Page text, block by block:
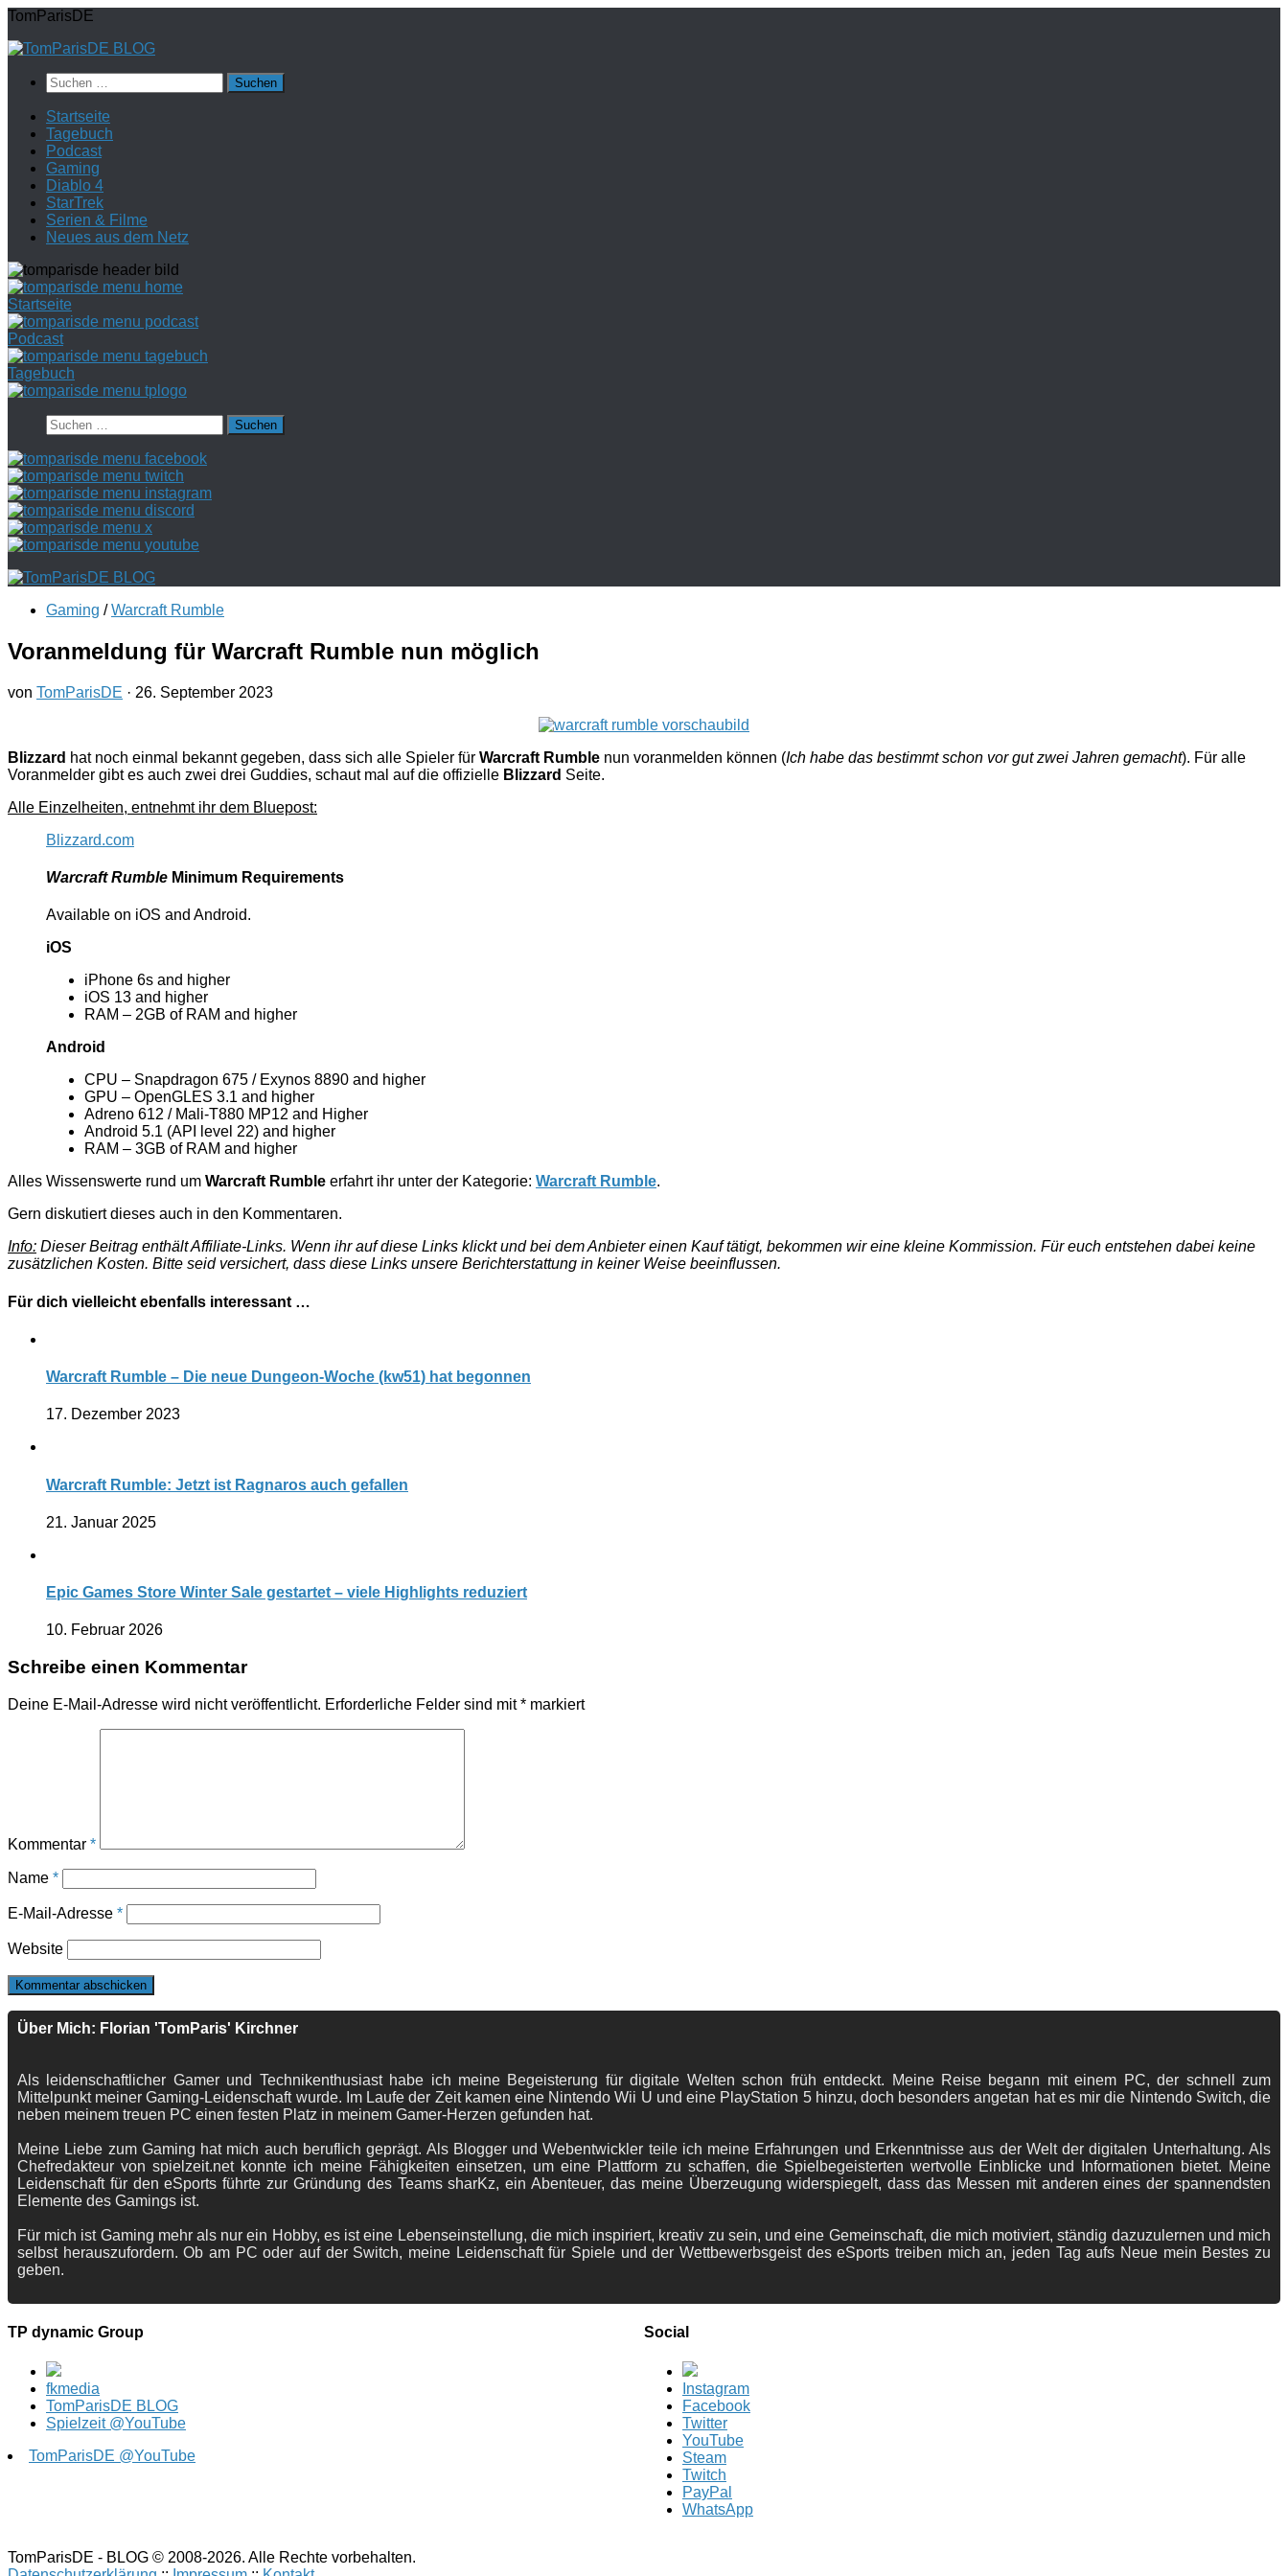
Zum
springen
TomParisDE
Suchen
nach:
Startseite
Tagebuch
Podcast
Gaming
Diablo 4
StarTrek
Serien & Filme
Neues aus dem Netz
Startseite
Podcast
Tagebuch
Suchen
nach:
Gaming / Warcraft Rumble
Voranmeldung für Warcraft Rumble nun möglich
von TomParisDE · 26. September 2023
Blizzard hat noch einmal bekannt gegeben, dass sich alle Spieler für Warcraft Rumble nun voranmelden können (Ich habe das bestimmt schon vor gut zwei Jahren gemacht). Für alle
Voranmelder gibt es auch zwei drei Guddies, schaut mal auf die offizielle Blizzard Seite.
Alle Einzelheiten, entnehmt ihr dem Bluepost:
Blizzard.com
Warcraft Rumble Minimum Requirements
Available on iOS and Android.
iOS
iPhone 6s and higher
iOS 13 and higher
RAM – 2GB of RAM and higher
Android
CPU – Snapdragon 675 / Exynos 8890 and higher
GPU – OpenGLES 3.1 and higher
Adreno 612 / Mali-T880 MP12 and Higher
Android 5.1 (API level 22) and higher
RAM – 3GB of RAM and higher
Alles Wissenswerte rund um Warcraft Rumble erfahrt ihr unter der Kategorie: Warcraft Rumble.
Gern diskutiert dieses auch in den Kommentaren.
Info: Dieser Beitrag enthält Affiliate-Links. Wenn ihr auf diese Links klickt und bei dem Anbieter einen Kauf tätigt, bekommen wir eine kleine Kommission. Für euch entstehen dabei keine
zusätzlichen Kosten. Bitte seid versichert, dass diese Links unsere Berichterstattung in keiner Weise beeinflussen.
Für dich vielleicht ebenfalls interessant …
Warcraft Rumble – Die neue Dungeon-Woche (kw51) hat begonnen
17. Dezember 2023
Warcraft Rumble: Jetzt ist Ragnaros auch gefallen
21. Januar 2025
Epic Games Store Winter Sale gestartet – viele Highlights reduziert
10. Februar 2026
Schreibe einen Kommentar
Deine E-Mail-Adresse wird nicht veröffentlicht. Erforderliche Felder sind mit* markiert
Kommentar *
Name *
E-Mail-Adresse *
Website
Über Mich: Florian 'TomParis' Kirchner
Als leidenschaftlicher Gamer und Technikenthusiast habe ich meine Begeisterung für digitale Welten schon früh entdeckt. Meine Reise begann mit einem PC, der schnell zum
Mittelpunkt meiner Gaming-Leidenschaft wurde. Im Laufe der Zeit kamen eine Nintendo Wii U und eine PlayStation 5 hinzu, doch besonders angetan hat es mir die Nintendo Switch, die
neben meinem treuen PC einen festen Platz in meinem Gamer-Herzen gefunden hat.
Meine Liebe zum Gaming hat mich auch beruflich geprägt. Als Blogger und Webentwickler teile ich meine Erfahrungen und Erkenntnisse aus der Welt der digitalen Unterhaltung. Als
Chefredakteur von spielzeit.net konnte ich meine Fähigkeiten einsetzen, um eine Plattform zu schaffen, die Spielbegeisterten wertvolle Einblicke und Informationen bietet. Meine
Leidenschaft für den eSports führte zur Gründung des Teams sharKz, ein Abenteuer, das meine Überzeugung widerspiegelt, dass das Messen mit anderen eines der spannendsten
Elemente des Gamings ist.
Für mich ist Gaming mehr als nur ein Hobby, es ist eine Lebenseinstellung, die mich inspiriert, kreativ zu sein, und eine Gemeinschaft, die mich motiviert, ständig dazuzulernen und mich
selbst herauszufordern. Ob am PC oder auf der Switch, meine Leidenschaft für Spiele und der Wettbewerbsgeist des eSports treiben mich an, jeden Tag aufs Neue mein Bestes zu
geben.
TP dynamic Group
fkmedia
TomParisDE BLOG
Spielzeit @YouTube
TomParisDE @YouTube
Social
Instagram
Facebook
Twitter
YouTube
Steam
Twitch
PayPal
WhatsApp
TomParisDE - BLOG © 2008-2026. Alle Rechte vorbehalten.